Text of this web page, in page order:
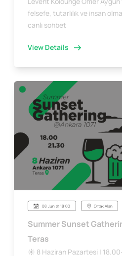
felsefe, tutarlılık ve insan
canlı sohbet
View Details
08 Jun @ 18:00 Ortak Alan
Summer Sunset
Teras
☀️ 8 Haziran Pazartesi |